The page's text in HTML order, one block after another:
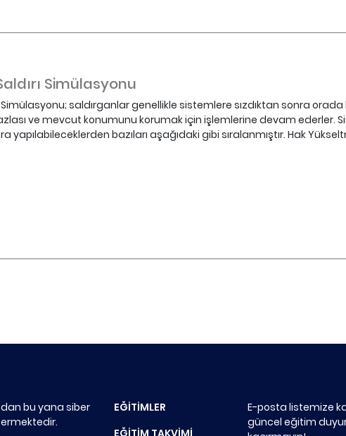
Simülasyonu
Simülasyonu; saldırganlar genellikle sistemlere sızdıktan sonra
ve mevcut konumunu korumak için işlemlerine devam ederler.
yapılabileceklerden bazıları aşağıdaki gibi sıralanmıştır. Hak
bu yana siber
EĞİTİMLER
EĞİTİM TAKVİMİ
E-posta listemize
güncel eğitim